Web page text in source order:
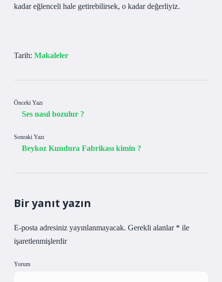
kadar eğlenceli hale getirebilirsek, o kadar değerliyiz.
Tarih: Makaleler
Önceki Yazı
Ses nasıl bozulur ?
Sonraki Yazı
Beykoz Kundura Fabrikası kimin ?
Bir yanıt yazın
E-posta adresiniz yayınlanmayacak. Gerekli alanlar * ile
işaretlenmişlerdir
Yorum